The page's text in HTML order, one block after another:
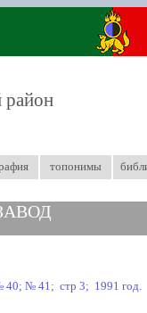
район
топонимы
40; № 41; стр 3; 1991 год.